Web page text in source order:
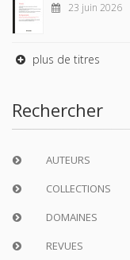
23 juin 2026
plus de titres
Rechercher
AUTEURS
COLLECTIONS
DOMAINES
REVUES